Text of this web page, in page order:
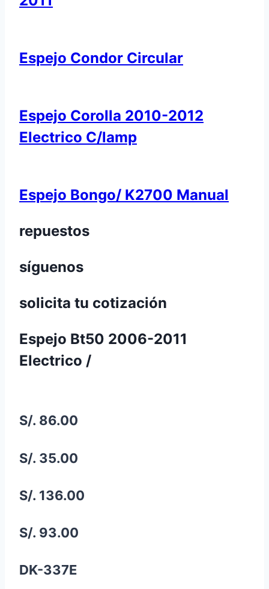
Espejo Condor Circular
Espejo Corolla 2010-2012
Electrico C/lamp
Espejo Bongo/ K2700 Manual
repuestos
síguenos
solicita tu cotización
Espejo Bt50 2006-2011
Electrico /
S/. 86.00
S/. 35.00
S/. 136.00
S/. 93.00
DK-337E